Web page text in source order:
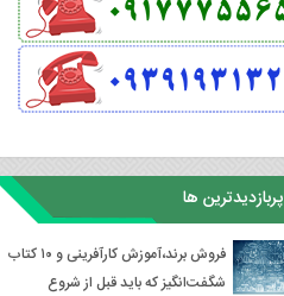
پربازدیدترین ها
فروش برند،آموزش کارآفرینی و ۱۰ کتاب
شگفت‌انگیز که باید قبل از شروع